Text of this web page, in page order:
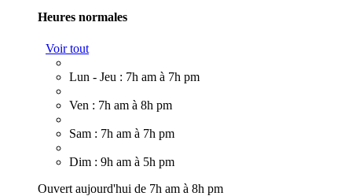
Heures normales
Voir tout
Lun - Jeu : 7h am à 7h pm
Ven : 7h am à 8h pm
Sam : 7h am à 7h pm
Dim : 9h am à 5h pm
Ouvert aujourd'hui de 7h am à 8h pm